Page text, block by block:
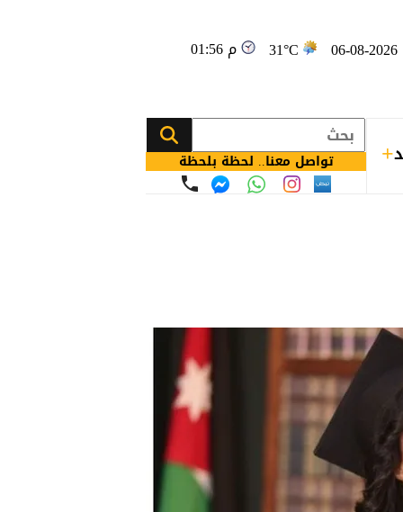
31°C 01:56 م
تواصل معنا.. لحظة بلحظة